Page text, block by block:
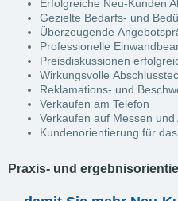
Erfolgreiche Neu-Kunden
Gezielte Bedarfs- und
Überzeugende
Professionelle
Preisdiskussionen
Wirkungsvolle
Reklamations- und
Verkaufen am Telefon
Verkaufen auf Messen und
Kundenorientierung für
Praxis- und